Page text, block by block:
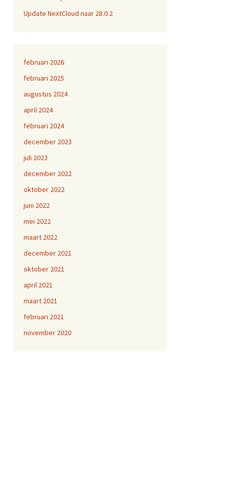
Update NextCloud naar 28.0.2
februari 2026
februari 2025
augustus 2024
april 2024
februari 2024
december 2023
juli 2023
december 2022
oktober 2022
juni 2022
mei 2022
maart 2022
december 2021
oktober 2021
april 2021
maart 2021
februari 2021
november 2020